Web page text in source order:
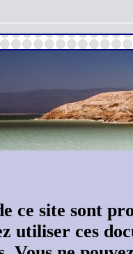
ce site sont
utiliser ces